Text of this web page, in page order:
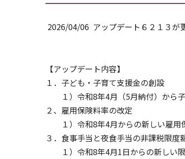
2026/04/06 アップデート６２１３が
【アップデート内容】
１．子ども・子育て支援金の創設
１）令和8年4月（5月納付）から
２、雇用保険料率の改定
１）令和8年4月からの新しい雇用
３．食事手当と夜食手当の非課税限度
１）令和8年4月1日からの新しい